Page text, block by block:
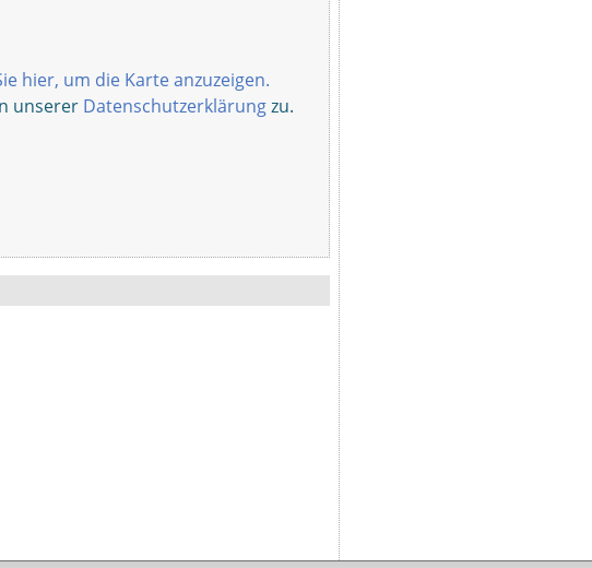
hier, um die Karte anzuzeigen.
unserer Datenschutzerklärungzu.